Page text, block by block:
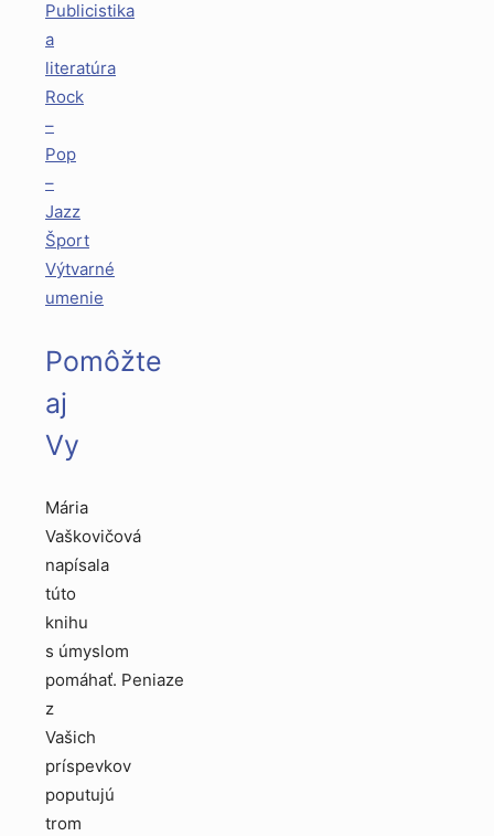
Publicistika
a
literatúra
Rock
–
Pop
–
Jazz
Šport
Výtvarné
umenie
Pomôžte
aj
Vy
Mária
Vaškovičová
napísala
túto
knihu
s úmyslom
pomáhať. Peniaze
z
Vašich
príspevkov
poputujú
trom